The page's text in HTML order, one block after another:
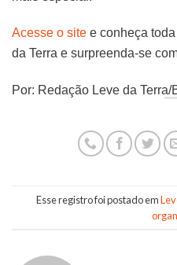
Acesse o site e conheça
da Terra e surpreenda-se
Por: Redação Leve da
Esse registro foi postado em